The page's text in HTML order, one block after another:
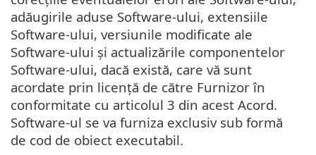
adăugirile aduse Software-ului, extensiile
Software-ului, versiunile modificate ale
Software-ului și actualizările componentelor
Software-ului, dacă există, care vă sunt
acordate prin licență de către Furnizor în
conformitate cu articolul 3 din acest Acord.
Software-ul se va furniza exclusiv sub formă
de cod de obiect executabil.